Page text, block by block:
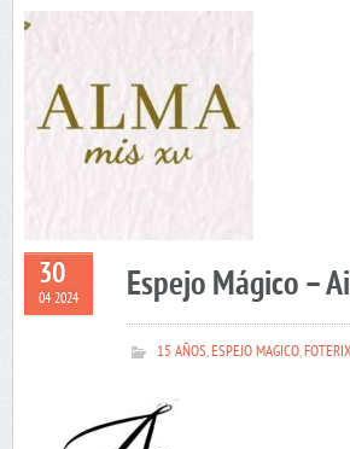
30
04 2024 Espejo Mágico –
15 AÑOS,ESPEJO MAGICO,FOTERIX